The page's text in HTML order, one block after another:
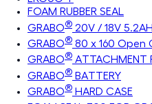
FOAM RUBBER SEAL
GRABO® 20V / 18V
GRABO® 80 x 160 Open
GRABO® ATTACHMENT
GRABO® BATTERY
GRABO® HARD CASE